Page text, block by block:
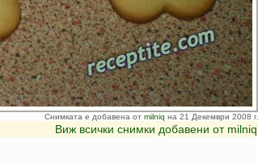
Снимката е добавена от milniq на 21 Декември 2008 г.
Виж всички снимки добавени от milniq